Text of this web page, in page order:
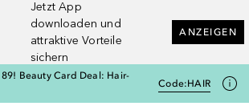
Jetzt App
downloaden und
attraktive Vorteile
sichern
ANZEIGEN
89! Beauty Card Deal: Hair-
Code:HAIR